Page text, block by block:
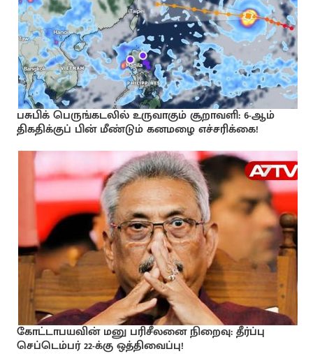
பசுபிக் பெருங்கடலில் உருவாகும் சூறாவளி: 6-ஆம்
திகதிக்குப் பின் மீண்டும் கனமழை எச்சரிக்கை!
கோட்டாபயவின் மனு பரிசீலனை நிறைவு: தீர்ப்பு
செப்டெம்பர் 22-க்கு ஒத்திவைப்பு!